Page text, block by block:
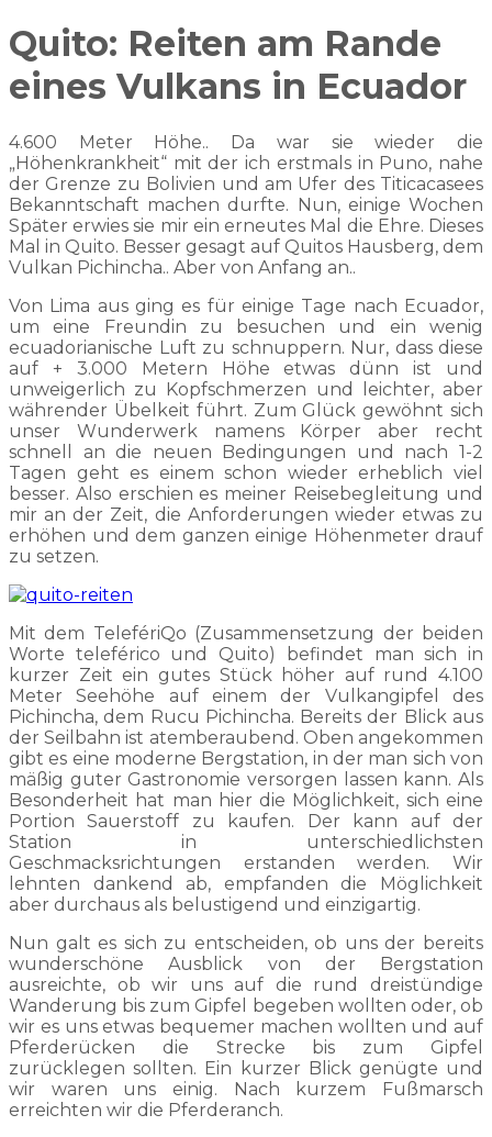
Quito: Reiten am Rande
eines Vulkans in Ecuador
4.600 Meter Höhe.. Da war sie wieder die
„Höhenkrankheit“ mit der ich erstmals in Puno, nahe
der Grenze zu Bolivien und am Ufer des Titicacasees
Bekanntschaft machen durfte. Nun, einige Wochen
Später erwies sie mir ein erneutes Mal die Ehre. Dieses
Mal in Quito. Besser gesagt auf Quitos Hausberg, dem
Vulkan Pichincha.. Aber von Anfang an..
Von Lima aus ging es für einige Tage nach Ecuador,
um eine Freundin zu besuchen und ein wenig
ecuadorianische Luft zu schnuppern. Nur, dass diese
auf + 3.000 Metern Höhe etwas dünn ist und
unweigerlich zu Kopfschmerzen und leichter, aber
währender Übelkeit führt. Zum Glück gewöhnt sich
unser Wunderwerk namens Körper aber recht
schnell an die neuen Bedingungen und nach 1-2
Tagen geht es einem schon wieder erheblich viel
besser. Also erschien es meiner Reisebegleitung und
mir an der Zeit, die Anforderungen wieder etwas zu
erhöhen und dem ganzen einige Höhenmeter drauf
zu setzen.
Mit dem TelefériQo (Zusammensetzung der beiden
Worte teleférico und Quito) befindet man sich in
kurzer Zeit ein gutes Stück höher auf rund 4.100
Meter Seehöhe auf einem der Vulkangipfel des
Pichincha, dem Rucu Pichincha. Bereits der Blick aus
der Seilbahn ist atemberaubend. Oben angekommen
gibt es eine moderne Bergstation, in der man sich von
mäßig guter Gastronomie versorgen lassen kann. Als
Besonderheit hat man hier die Möglichkeit, sich eine
Portion Sauerstoff zu kaufen. Der kann auf der
Station in unterschiedlichsten
Geschmacksrichtungen erstanden werden. Wir
lehnten dankend ab, empfanden die Möglichkeit
aber durchaus als belustigend und einzigartig.
Nun galt es sich zu entscheiden, ob uns der bereits
wunderschöne Ausblick von der Bergstation
ausreichte, ob wir uns auf die rund dreistündige
Wanderung bis zum Gipfel begeben wollten oder, ob
wir es uns etwas bequemer machen wollten und auf
Pferderücken die Strecke bis zum Gipfel
zurücklegen sollten. Ein kurzer Blick genügte und
wir waren uns einig. Nach kurzem Fußmarsch
erreichten wir die Pferderanch.